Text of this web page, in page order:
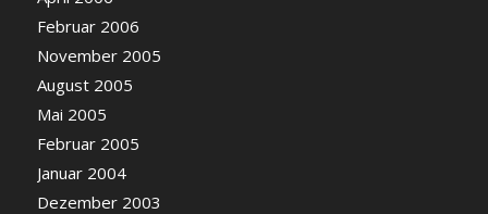
Februar 2006
November 2005
August 2005
Mai 2005
Februar 2005
Januar 2004
Dezember 2003